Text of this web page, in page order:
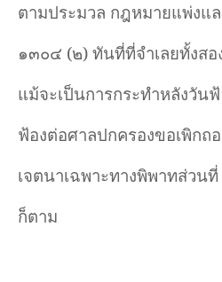
ตามประมวล กฎหมายแพ่งแ
๑๓๐๔ (๒) ทันที่ที่จำเลยทั้งสอ
แม้จะเป็นการกระทำหลังวัน
ฟ้องต่อศาลปกครองขอเพิกถ
เจตนาเฉพาะทางพิพาทส่วน
ก็ตาม